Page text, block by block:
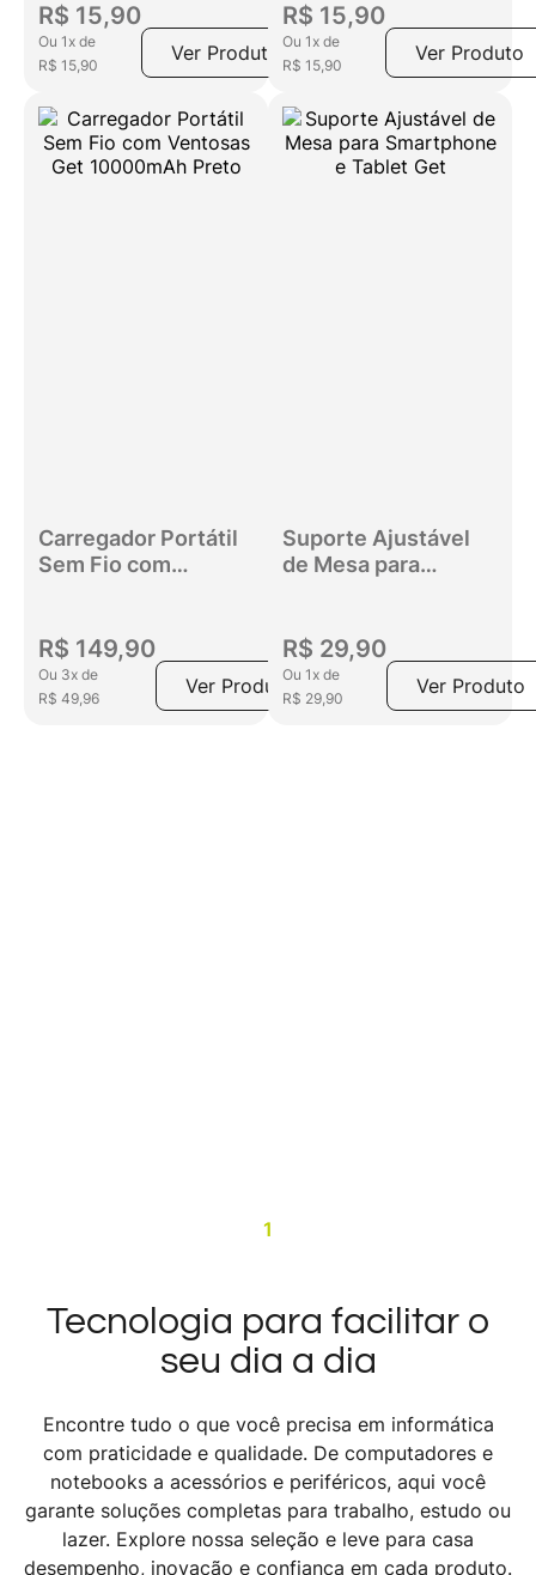
R$ 15,90
Ou 1x de
R$ 15,90
Ver Produto
R$ 15,90
Ou 1x de
R$ 15,90
Ver Produto
Carregador Portátil
Sem Fio com
R$ 149,90
Ou 3x de
R$ 49,96
Ver Produto
Suporte Ajustável
de Mesa para
R$ 29,90
Ou 1x de
R$ 29,90
Ver Produto
1
Tecnologia para facilitar o
seu dia a dia
Encontre tudo o que você precisa em informática
com praticidade e qualidade. De computadores e
notebooks a acessórios e periféricos, aqui você
garante soluções completas para trabalho, estudo ou
lazer. Explore nossa seleção e leve para casa
desempenho, inovação e confiança em cada produto.